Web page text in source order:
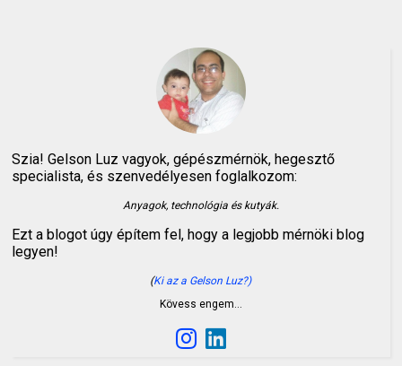
Szia! Gelson Luz vagyok, gépészmérnök, hegesztő
specialista, és szenvedélyesen foglalkozom:
Anyagok, technológia és kutyák.
Ezt a blogot úgy építem fel, hogy a legjobb mérnöki blog
legyen!
(Ki az a Gelson Luz?)
Kövess engem…